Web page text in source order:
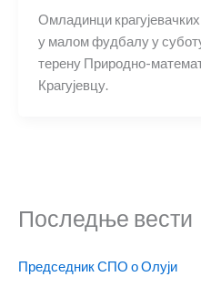
Омладинци
у малом фудбалу у
терену Природно-
Крагујевцу.
Последње вести
Председник СПО о Олуји